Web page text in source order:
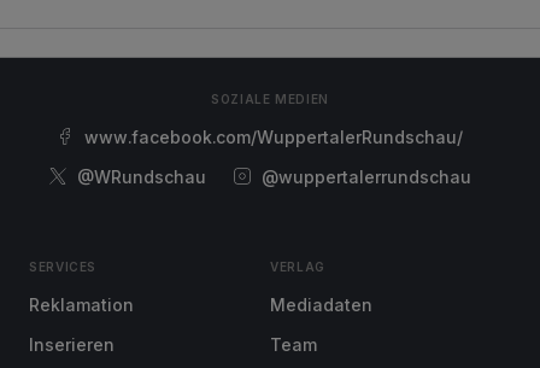
SOZIALE MEDIEN
www.facebook.com/WuppertalerRundschau/
@WRundschau
@wuppertalerrundschau
SERVICES
Reklamation
Inserieren
VERLAG
Mediadaten
Team